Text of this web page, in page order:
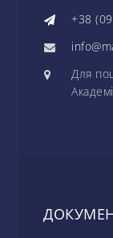
+38
Для